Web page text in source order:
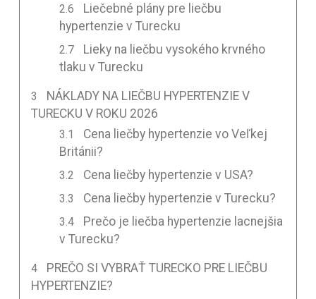
Liečebné plány pre liečbu
hypertenzie v Turecku
Lieky na liečbu vysokého krvného
tlaku v Turecku
NÁKLADY NA LIEČBU HYPERTENZIE V
TURECKU V ROKU 2026
Cena liečby hypertenzie vo Veľkej
Británii?
Cena liečby hypertenzie v USA?
Cena liečby hypertenzie v Turecku?
Prečo je liečba hypertenzie lacnejšia
v Turecku?
PREČO SI VYBRAŤ TURECKO PRE LIEČBU
HYPERTENZIE?